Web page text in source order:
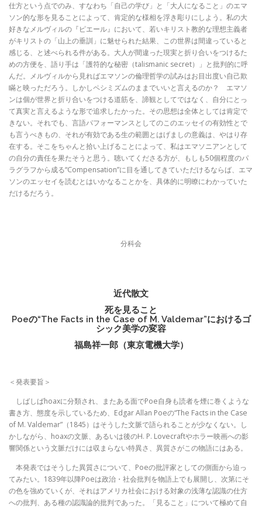
仕方という点でのみ、すなわち「自己の学び」と「大人になること」のエマ
ソン的な形を見ることによって、肯定的な様相を浮き彫りにしよう。私の大
好きなメルヴィルの『ピエール』において、若いキリスト教的な理想主義者
がキリストの「山上の垂訓」に魅せられた結果、この世界は間違っていると
感じる、と述べられる件がある。大人が間違った現実と折り合いをつけるた
めの方便を、語り手は「護符的な秘密（talismanic secret）」と批判的に呼
んだ。メルヴィルから見ればエマソンの倫理哲学の試みはお目出度い自己欺
瞞と映っただろう。しかしペシミズムのままでいいと言えるのか？ エマソ
ンは個が世界と折り合いをつける道筋を、諦観としてではなく、自分にとっ
て真実と言えるような形で追求したかった。その思想は全体としては肯定で
きない。それでも、言語パフォーマンスとしてのこのエッセイの有効性とで
も言うべきもの、それが有効である生の範囲とはげましの意義は、やはり存
在する。そこをちゃんと拾い上げることによって、私はエマソニアンとして
の自分の責任を果たそうと思う。聴いてくださる方が、もしも50個程度のパ
ラグラフから成る“Compensation”に目を通してきていただけるならば、エマ
ソンのエッセイを読むとはいかなることかを、具体的に明瞭にわかっていた
だけるだろう。
分科会
近代散文
死を見ること
Poeの“The Facts in the Case of M. Valdemar”におけるゴ
シック美学の変容
福島祥一郎（東京電機大学）
＜発表要旨＞
しばしばhoaxに分類され、またある面でPoe自身も読者を煙に巻くような
書き方、態度を示しているため、Edgar Allan Poeの“The Facts in the Case
of M. Valdemar”（1845）はそうした文脈で語られることが少なくない。し
かしながら、hoaxの文脈、あるいは後のH. P. Lovecraftやホラー映画への影
響関係という文脈だけには収まらない特異さ、異質さがこの物語にはある。
本発表ではそうした異質さについて、Poeの批評家としての側面から迫っ
てみたい。1839年以降Poeは政治・社会批判を物語上でも展開し、次第にそ
の色を強めていくが、それはアメリカ社会における対象の浅薄な認識の仕方
への批判、ある種の認識論的批判であった。「見ること」について極めて自